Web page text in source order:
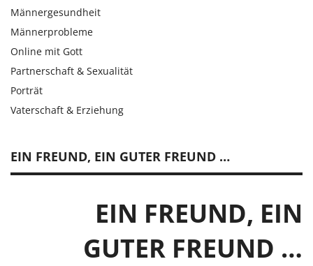
EIN FREUND, EIN GUTER FREUND …
EIN FREUND, EIN
GUTER FREUND …
Männergesundheit
Männerprobleme
Online mit Gott
Partnerschaft & Sexualität
Porträt
Vaterschaft & Erziehung